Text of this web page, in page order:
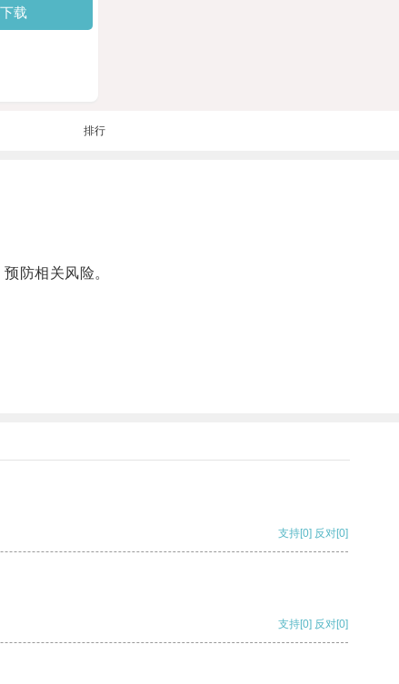
载
排行
防相关风险。
支持[0] 反对[0]
支持[0] 反对[0]